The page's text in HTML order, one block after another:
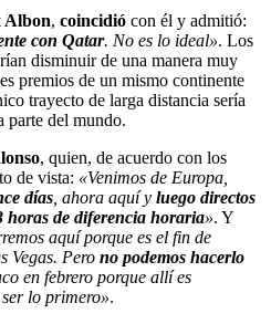
Albon, coincidió con él y admitió:
con Qatar. No es lo ideal». Los
disminuir de una manera muy
premios de un mismo continente
trayecto de larga distancia sería
parte del mundo.
, quien, de acuerdo con los
de vista: «Venimos de Europa,
días , ahora aquí y luego directos
horas de diferencia horaria». Y
aquí porque es el fin de
Vegas. Pero no podemos hacerlo
en febrero porque allí es
lo primero».